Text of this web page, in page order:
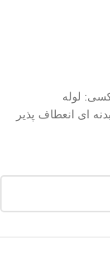
لوله
ای انعطاف پذیر